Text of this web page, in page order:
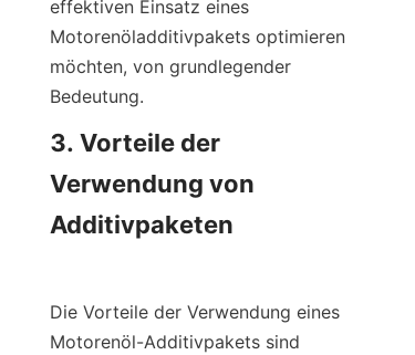
effektiven Einsatz eines
Motorenöladditivpakets optimieren
möchten, von grundlegender
Bedeutung.
3. Vorteile der
Verwendung von
Additivpaketen
Die Vorteile der Verwendung eines
Motorenöl-Additivpakets sind